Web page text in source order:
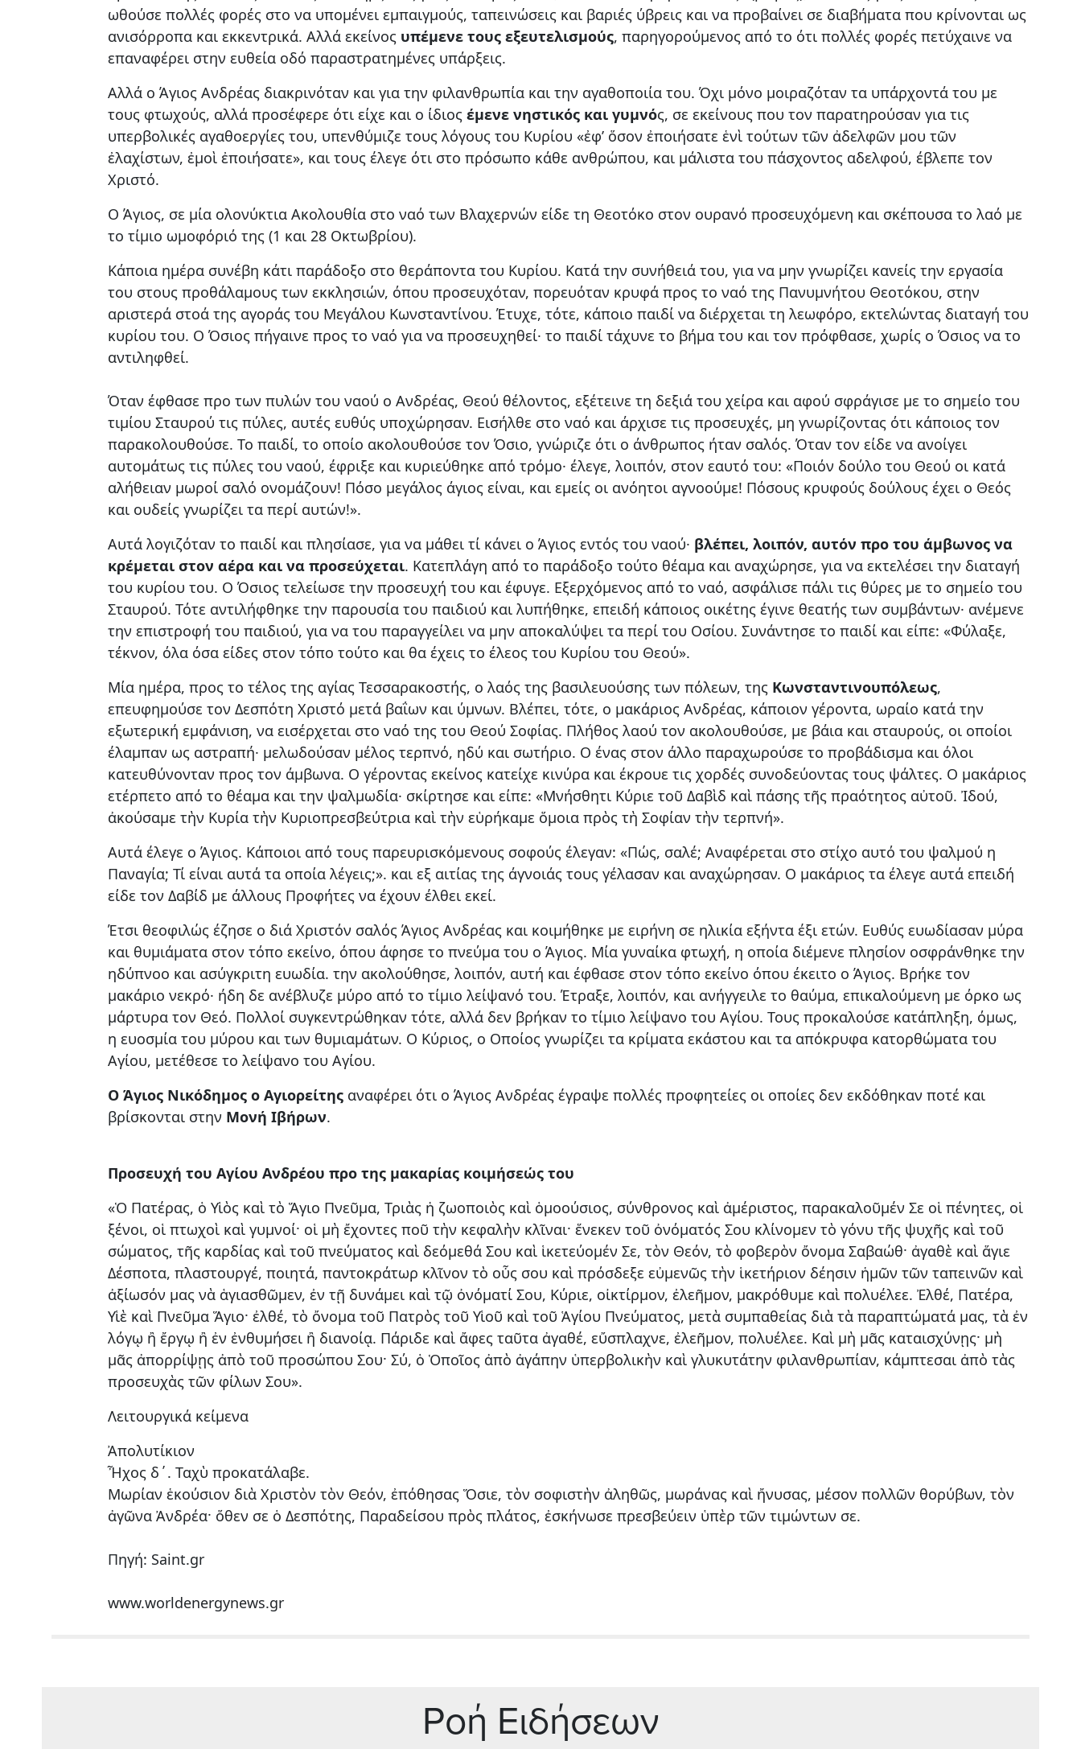
ωθούσε πολλές φορές στο να υπομένει εμπαιγμούς, ταπεινώσεις και βαριές ύβρεις και να προβαίνει σε διαβήματα που κρίνονται ως
ανισόρροπα και εκκεντρικά. Αλλά εκείνος υπέμενε τους εξευτελισμούς, παρηγορούμενος από το ότι πολλές φορές πετύχαινε να
επαναφέρει στην ευθεία οδό παραστρατημένες υπάρξεις.
Αλλά ο Άγιος Ανδρέας διακρινόταν και για την φιλανθρωπία και την αγαθοποιία του. Όχι μόνο μοιραζόταν τα υπάρχοντά του με
τους φτωχούς, αλλά προσέφερε ότι είχε και ο ίδιος έμενε νηστικός και γυμνός, σε εκείνους που τον παρατηρούσαν για τις
υπερβολικές αγαθοεργίες του, υπενθύμιζε τους λόγους του Κυρίου «ἐφ’ ὅσον ἐποιήσατε ἑνὶ τούτων τῶν ἀδελφῶν μου τῶν
ἐλαχίστων, ἐμοὶ ἐποιήσατε», και τους έλεγε ότι στο πρόσωπο κάθε ανθρώπου, και μάλιστα του πάσχοντος αδελφού, έβλεπε τον
Χριστό.
Ο Άγιος, σε μία ολονύκτια Ακολουθία στο ναό των Βλαχερνών είδε τη Θεοτόκο στον ουρανό προσευχόμενη και σκέπουσα το λαό με
το τίμιο ωμοφόριό της (1 και 28 Οκτωβρίου).
Κάποια ημέρα συνέβη κάτι παράδοξο στο θεράποντα του Κυρίου. Κατά την συνήθειά του, για να μην γνωρίζει κανείς την εργασία
του στους προθάλαμους των εκκλησιών, όπου προσευχόταν, πορευόταν κρυφά προς το ναό της Πανυμνήτου Θεοτόκου, στην
αριστερά στοά της αγοράς του Μεγάλου Κωνσταντίνου. Έτυχε, τότε, κάποιο παιδί να διέρχεται τη λεωφόρο, εκτελώντας διαταγή του
κυρίου του. Ο Όσιος πήγαινε προς το ναό για να προσευχηθεί· το παιδί τάχυνε το βήμα του και τον πρόφθασε, χωρίς ο Όσιος να το
αντιληφθεί.
Όταν έφθασε προ των πυλών του ναού ο Ανδρέας, Θεού θέλοντος, εξέτεινε τη δεξιά του χείρα και αφού σφράγισε με το σημείο του
τιμίου Σταυρού τις πύλες, αυτές ευθύς υποχώρησαν. Εισήλθε στο ναό και άρχισε τις προσευχές, μη γνωρίζοντας ότι κάποιος τον
παρακολουθούσε. Το παιδί, το οποίο ακολουθούσε τον Όσιο, γνώριζε ότι ο άνθρωπος ήταν σαλός. Όταν τον είδε να ανοίγει
αυτομάτως τις πύλες του ναού, έφριξε και κυριεύθηκε από τρόμο· έλεγε, λοιπόν, στον εαυτό του: «Ποιόν δούλο του Θεού οι κατά
αλήθειαν μωροί σαλό ονομάζουν! Πόσο μεγάλος άγιος είναι, και εμείς οι ανόητοι αγνοούμε! Πόσους κρυφούς δούλους έχει ο Θεός
και ουδείς γνωρίζει τα περί αυτών!».
Αυτά λογιζόταν το παιδί και πλησίασε, για να μάθει τί κάνει ο Άγιος εντός του ναού· βλέπει, λοιπόν, αυτόν προ του άμβωνος να
κρέμεται στον αέρα και να προσεύχεται. Κατεπλάγη από το παράδοξο τούτο θέαμα και αναχώρησε, για να εκτελέσει την διαταγή
του κυρίου του. Ο Όσιος τελείωσε την προσευχή του και έφυγε. Εξερχόμενος από το ναό, ασφάλισε πάλι τις θύρες με το σημείο του
Σταυρού. Τότε αντιλήφθηκε την παρουσία του παιδιού και λυπήθηκε, επειδή κάποιος οικέτης έγινε θεατής των συμβάντων· ανέμενε
την επιστροφή του παιδιού, για να του παραγγείλει να μην αποκαλύψει τα περί του Οσίου. Συνάντησε το παιδί και είπε: «Φύλαξε,
τέκνον, όλα όσα είδες στον τόπο τούτο και θα έχεις το έλεος του Κυρίου του Θεού».
Μία ημέρα, προς το τέλος της αγίας Τεσσαρακοστής, ο λαός της βασιλευούσης των πόλεων, της Κωνσταντινουπόλεως,
επευφημούσε τον Δεσπότη Χριστό μετά βαΐων και ύμνων. Βλέπει, τότε, ο μακάριος Ανδρέας, κάποιον γέροντα, ωραίο κατά την
εξωτερική εμφάνιση, να εισέρχεται στο ναό της του Θεού Σοφίας. Πλήθος λαού τον ακολουθούσε, με βάια και σταυρούς, οι οποίοι
έλαμπαν ως αστραπή· μελωδούσαν μέλος τερπνό, ηδύ και σωτήριο. Ο ένας στον άλλο παραχωρούσε το προβάδισμα και όλοι
κατευθύνονταν προς τον άμβωνα. Ο γέροντας εκείνος κατείχε κινύρα και έκρουε τις χορδές συνοδεύοντας τους ψάλτες. Ο μακάριος
ετέρπετο από το θέαμα και την ψαλμωδία· σκίρτησε και είπε: «Μνήσθητι Κύριε τοῦ Δαβὶδ καὶ πάσης τῆς πραότητος αὐτοῦ. Ἰδού,
ἀκούσαμε τὴν Κυρία τὴν Κυριοπρεσβεύτρια καὶ τὴν εὑρήκαμε ὅμοια πρὸς τὴ Σοφίαν τὴν τερπνή».
Αυτά έλεγε ο Άγιος. Κάποιοι από τους παρευρισκόμενους σοφούς έλεγαν: «Πώς, σαλέ; Αναφέρεται στο στίχο αυτό του ψαλμού η
Παναγία; Τί είναι αυτά τα οποία λέγεις;». και εξ αιτίας της άγνοιάς τους γέλασαν και αναχώρησαν. Ο μακάριος τα έλεγε αυτά επειδή
είδε τον Δαβίδ με άλλους Προφήτες να έχουν έλθει εκεί.
Έτσι θεοφιλώς έζησε ο διά Χριστόν σαλός Άγιος Ανδρέας και κοιμήθηκε με ειρήνη σε ηλικία εξήντα έξι ετών. Ευθύς ευωδίασαν μύρα
και θυμιάματα στον τόπο εκείνο, όπου άφησε το πνεύμα του ο Άγιος. Μία γυναίκα φτωχή, η οποία διέμενε πλησίον οσφράνθηκε την
ηδύπνοο και ασύγκριτη ευωδία. την ακολούθησε, λοιπόν, αυτή και έφθασε στον τόπο εκείνο όπου έκειτο ο Άγιος. Βρήκε τον
μακάριο νεκρό· ήδη δε ανέβλυζε μύρο από το τίμιο λείψανό του. Έτραξε, λοιπόν, και ανήγγειλε το θαύμα, επικαλούμενη με όρκο ως
μάρτυρα τον Θεό. Πολλοί συγκεντρώθηκαν τότε, αλλά δεν βρήκαν το τίμιο λείψανο του Αγίου. Τους προκαλούσε κατάπληξη, όμως,
η ευοσμία του μύρου και των θυμιαμάτων. Ο Κύριος, ο Οποίος γνωρίζει τα κρίματα εκάστου και τα απόκρυφα κατορθώματα του
Αγίου, μετέθεσε το λείψανο του Αγίου.
Ο Άγιος Νικόδημος ο Αγιορείτης αναφέρει ότι ο Άγιος Ανδρέας έγραψε πολλές προφητείες οι οποίες δεν εκδόθηκαν ποτέ και
βρίσκονται στην Μονή Iβήρων.
Προσευχή του Αγίου Ανδρέου προ της μακαρίας κοιμήσεώς του
«Ὁ Πατέρας, ὁ Υἱὸς καὶ τὸ Ἅγιο Πνεῦμα, Τριὰς ἡ ζωοποιὸς καὶ ὁμοούσιος, σύνθρονος καὶ ἀμέριστος, παρακαλοῦμέν Σε οἱ πένητες, οἱ
ξένοι, οἱ πτωχοὶ καὶ γυμνοί· οἱ μὴ ἔχοντες ποῦ τὴν κεφαλὴν κλῖναι· ἕνεκεν τοῦ ὀνόματός Σου κλίνομεν τὸ γόνυ τῆς ψυχῆς καὶ τοῦ
σώματος, τῆς καρδίας καὶ τοῦ πνεύματος καὶ δεόμεθά Σου καὶ ἱκετεύομέν Σε, τὸν Θεόν, τὸ φοβερὸν ὄνομα Σαβαώθ· ἀγαθὲ καὶ ἅγιε
Δέσποτα, πλαστουργέ, ποιητά, παντοκράτωρ κλῖνον τὸ οὖς σου καὶ πρόσδεξε εὐμενῶς τὴν ἱκετήριον δέησιν ἡμῶν τῶν ταπεινῶν καὶ
ἀξίωσόν μας νὰ ἁγιασθῶμεν, ἐν τῇ δυνάμει καὶ τῷ ὀνόματί Σου, Κύριε, οἰκτίρμον, ἐλεῆμον, μακρόθυμε καὶ πολυέλεε. Ἐλθέ, Πατέρα,
Υἱὲ καὶ Πνεῦμα Ἅγιο· ἐλθέ, τὸ ὄνομα τοῦ Πατρὸς τοῦ Υἱοῦ καὶ τοῦ Ἁγίου Πνεύματος, μετὰ συμπαθείας διὰ τὰ παραπτώματά μας, τὰ ἐν
λόγῳ ἢ ἔργῳ ἢ ἐν ἐνθυμήσει ἢ διανοίᾳ. Πάριδε καὶ ἄφες ταῦτα ἀγαθέ, εὔσπλαχνε, ἐλεῆμον, πολυέλεε. Καὶ μὴ μᾶς καταισχύνῃς· μὴ
μᾶς ἀπορρίψῃς ἀπὸ τοῦ προσώπου Σου· Σύ, ὁ Ὁποῖος ἀπὸ ἀγάπην ὑπερβολικὴν καὶ γλυκυτάτην φιλανθρωπίαν, κάμπτεσαι ἀπὸ τὰς
προσευχὰς τῶν φίλων Σου».
Λειτουργικά κείμενα
Ἀπολυτίκιον
Ἦχος δ´. Ταχὺ προκατάλαβε.
Μωρίαν ἑκούσιον διὰ Χριστὸν τὸν Θεόν, ἐπόθησας Ὅσιε, τὸν σοφιστὴν ἀληθῶς, μωράνας καὶ ἤνυσας, μέσον πολλῶν θορύβων, τὸν
ἀγῶνα Ἀνδρέα· ὅθεν σε ὁ Δεσπότης, Παραδείσου πρὸς πλάτος, ἐσκήνωσε πρεσβεύειν ὑπὲρ τῶν τιμώντων σε.
Πηγή: Saint.gr
www.worldenergynews.gr
Ρoή Ειδήσεων